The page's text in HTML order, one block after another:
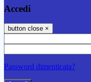
Accedi
button close ×
Password dimenticata?